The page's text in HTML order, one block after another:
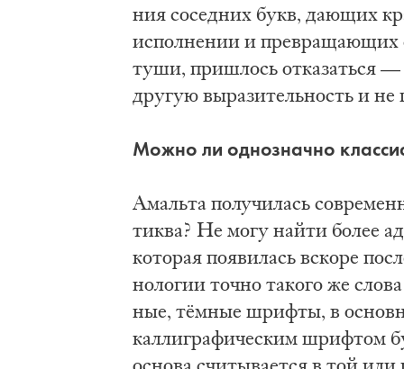
ния со­сед­них букв, да­ю­щих
ис­пол­не­нии и пре­вра­ща­ю­щих
ту­ши, при­шлось от­ка­зать­ся —
дру­гую вы­ра­зи­тель­ность и не
Мож­но ли од­но­знач­но
Амаль­та по­лу­чи­лась
ти­ква? Не мо­гу най­ти бо­лее
ко­то­рая по­яви­лась вско­ре
но­ло­гии точ­но та­ко­го же
ные, тём­ные шриф­ты, в
кал­ли­гра­фи­че­ским шриф­том